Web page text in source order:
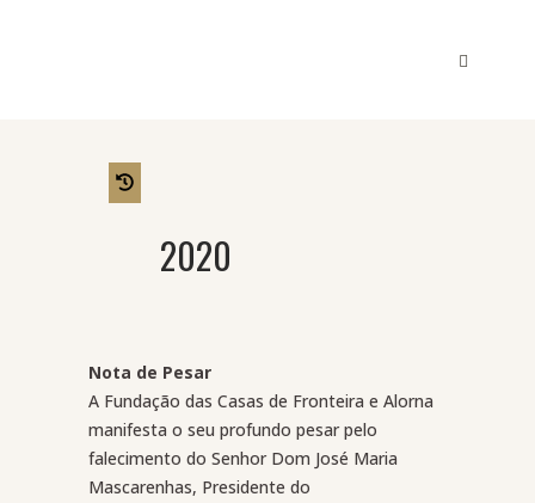
2020
Nota de Pesar
A Fundação das Casas de Fronteira e Alorna
manifesta o seu profundo pesar pelo
falecimento do Senhor Dom José Maria
Mascarenhas, Presidente do